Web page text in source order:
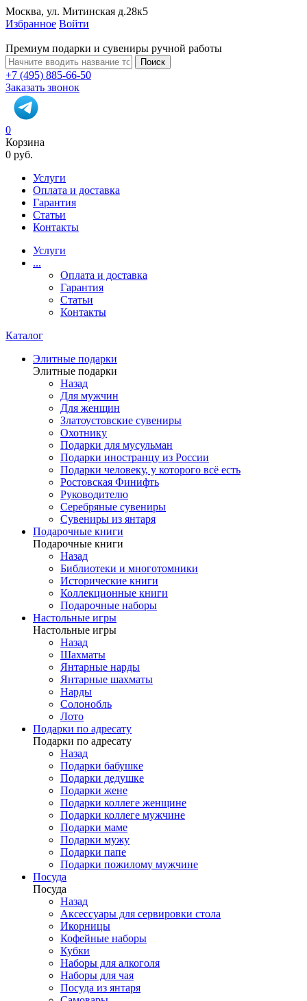
Москва, ул. Митинская д.28к5
Избранное Войти
Премиум подарки и сувениры ручной работы
Поиск
+7 (495) 885-66-50
Заказать звонок
0
Корзина
0 руб.
Услуги
Оплата и доставка
Гарантия
Статьи
Контакты
Услуги
...
Оплата и доставка
Гарантия
Статьи
Контакты
Каталог
Элитные подарки
Элитные подарки
Назад
Для мужчин
Для женщин
Златоустовские сувениры
Охотнику
Подарки для мусульман
Подарки иностранцу из России
Подарки человеку, у которого всё есть
Ростовская Финифть
Руководителю
Серебряные сувениры
Сувениры из янтаря
Подарочные книги
Подарочные книги
Назад
Библиотеки и многотомники
Исторические книги
Коллекционные книги
Подарочные наборы
Настольные игры
Настольные игры
Назад
Шахматы
Янтарные нарды
Янтарные шахматы
Нарды
Солонобль
Лото
Подарки по адресату
Подарки по адресату
Назад
Подарки бабушке
Подарки дедушке
Подарки жене
Подарки коллеге женщине
Подарки коллеге мужчине
Подарки маме
Подарки мужу
Подарки папе
Подарки пожилому мужчине
Посуда
Посуда
Назад
Аксессуары для сервировки стола
Икорницы
Кофейные наборы
Кубки
Наборы для алкоголя
Наборы для чая
Посуда из янтаря